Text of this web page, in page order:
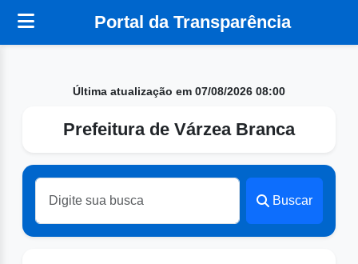
Portal da Transparência
Última atualização em 07/08/2026 08:00
Prefeitura de Várzea Branca
Buscar